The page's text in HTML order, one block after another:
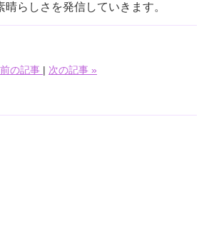
らしさを発信していきます。
前の記事 次の記事 »